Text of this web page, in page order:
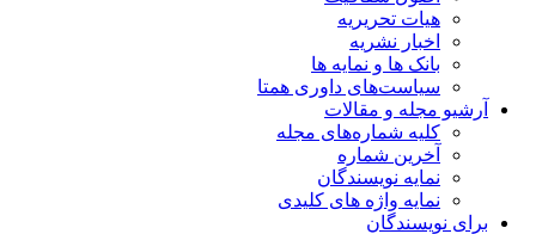
هیات تحریریه
اخبار نشریه
بانک ها و نمایه ها
سیاست‌های داوری همتا
مجله و مقالات
کلیه شماره‌های مجله
آخرین شماره
نمایه نویسندگان
نمایه واژه های کلیدی
نویسندگان